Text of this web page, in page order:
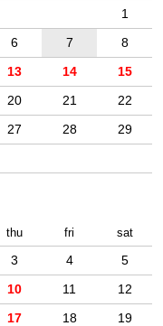
1
6 7
8
13 14
15
20 21
22
27 28
29
thu fri sat
3 4
5
10 11
12
17 18
19